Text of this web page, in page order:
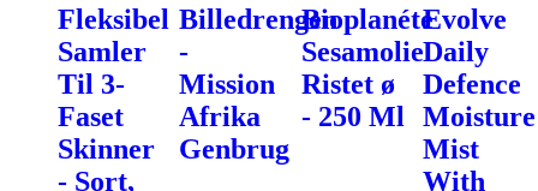
Fleksibel
Samler
Til 3-
Faset
Skinner
- Sort,
Billedrengen
-
Mission
Afrika
Genbrug
Bioplanéte
Sesamolie
Ristet ø
- 250 Ml
Evolve
Daily
Defence
Moisture
Mist
With